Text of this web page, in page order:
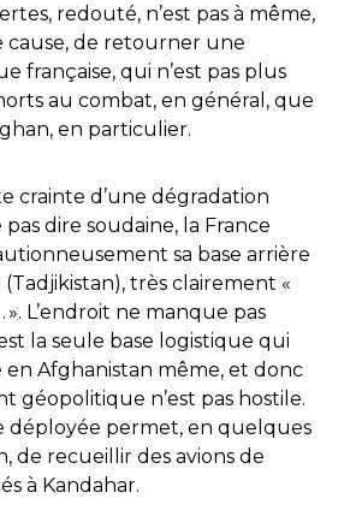
redouté, n’est pas à même,
de retourner une
française, qui n’est pas plus
au combat, en général, que
en particulier.
crainte d’une dégradation
dire soudaine, la France
sa base arrière
très clairement «
». L’endroit ne manque pas
la seule base logistique qui
en Afghanistan même, et donc
géopolitique n’est pas hostile.
déployée permet, en quelques
de recueillir des avions de
à Kandahar.